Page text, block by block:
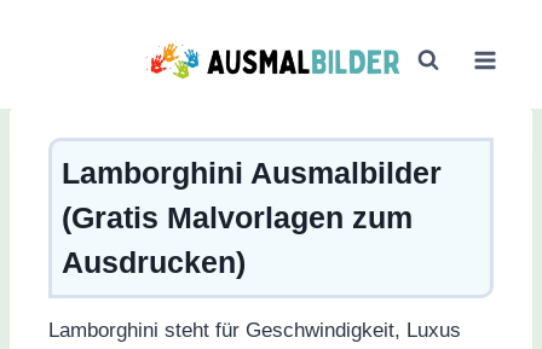
Lamborghini Ausmalbilder
(Gratis Malvorlagen zum
Ausdrucken)
Lamborghini steht für Geschwindigkeit, Luxus